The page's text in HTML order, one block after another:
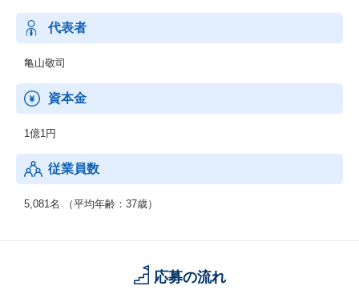
代表者
亀山敬司
資本金
1億1円
従業員数
5,081名 （平均年齢：37歳）
応募の流れ